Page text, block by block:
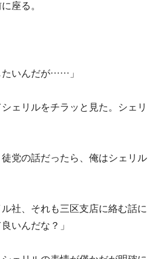
座る。
たいんだが……」
ェリルをチラッと見た。シェリ
徒党の話だったら、俺はシェリル
社、それも三区支店に絡む話に
いんだな？」